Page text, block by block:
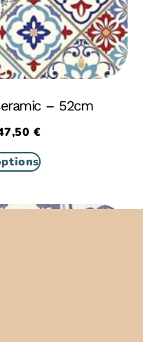
– 52cm
€